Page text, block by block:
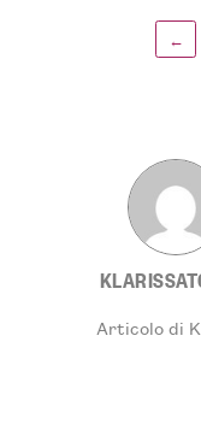
←
Articolo di